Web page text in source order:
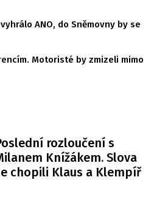
ANO, do Sněmovny by se
Motoristé by zmizeli mimo
rozloučení s
Knížákem. Slova
chopili Klaus a Klempíř